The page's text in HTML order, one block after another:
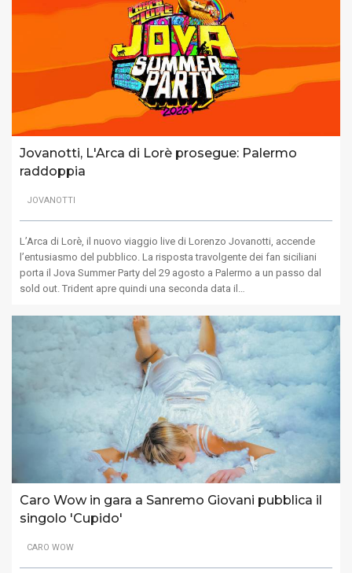
Jovanotti, L'Arca di Lorè prosegue: Palermo
raddoppia
JOVANOTTI
L’Arca di Lorè, il nuovo viaggio live di Lorenzo Jovanotti, accende
l’entusiasmo del pubblico. La risposta travolgente dei fan siciliani
porta il Jova Summer Party del 29 agosto a Palermo a un passo dal
sold out. Trident apre quindi una seconda data il…
Caro Wow in gara a Sanremo Giovani pubblica il
singolo 'Cupido'
CARO WOW